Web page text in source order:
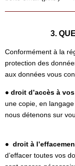
3.
Conformément à la
protection des
aux données vous
● droit d’accès à
une copie, en
nous détenons sur
● droit à
d’effacer toutes vos